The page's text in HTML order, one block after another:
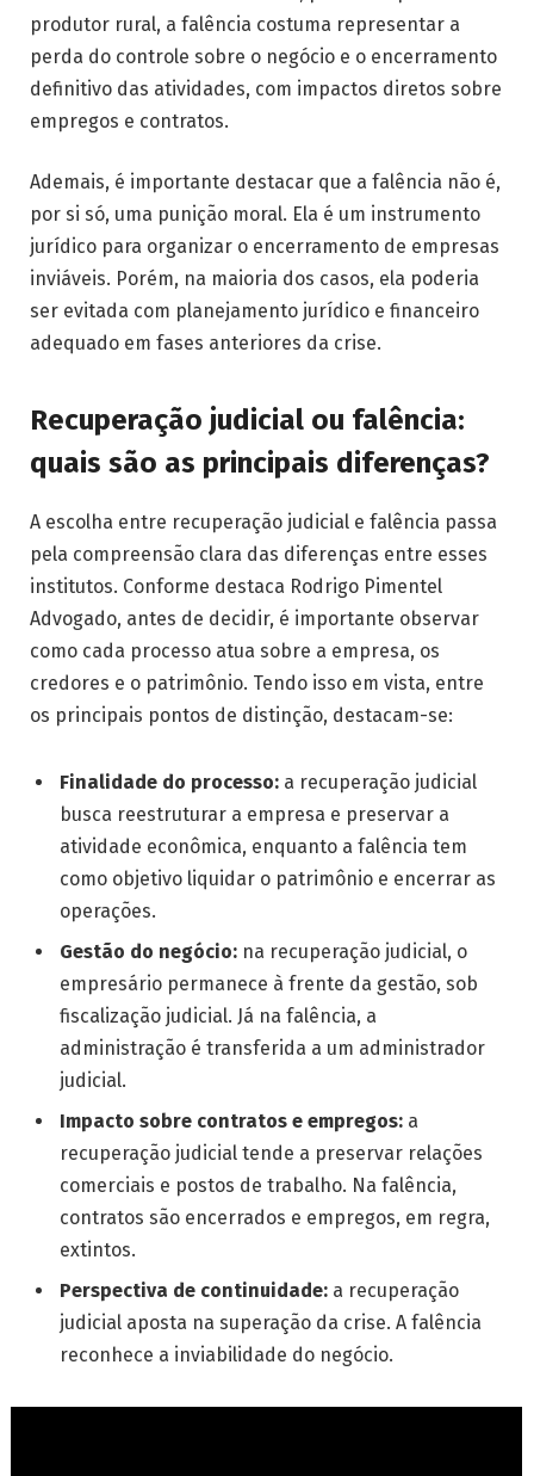
produtor rural, a falência costuma representar a
perda do controle sobre o negócio e o encerramento
definitivo das atividades, com impactos diretos sobre
empregos e contratos.
Ademais, é importante destacar que a falência não é,
por si só, uma punição moral. Ela é um instrumento
jurídico para organizar o encerramento de empresas
inviáveis. Porém, na maioria dos casos, ela poderia
ser evitada com planejamento jurídico e financeiro
adequado em fases anteriores da crise.
Recuperação judicial ou falência:
quais são as principais diferenças?
A escolha entre recuperação judicial e falência passa
pela compreensão clara das diferenças entre esses
institutos. Conforme destaca Rodrigo Pimentel
Advogado, antes de decidir, é importante observar
como cada processo atua sobre a empresa, os
credores e o patrimônio. Tendo isso em vista, entre
os principais pontos de distinção, destacam-se:
Finalidade do processo: a recuperação judicial
busca reestruturar a empresa e preservar a
atividade econômica, enquanto a falência tem
como objetivo liquidar o patrimônio e encerrar as
operações.
Gestão do negócio: na recuperação judicial, o
empresário permanece à frente da gestão, sob
fiscalização judicial. Já na falência, a
administração é transferida a um administrador
judicial.
Impacto sobre contratos e empregos: a
recuperação judicial tende a preservar relações
comerciais e postos de trabalho. Na falência,
contratos são encerrados e empregos, em regra,
extintos.
Perspectiva de continuidade: a recuperação
judicial aposta na superação da crise. A falência
reconhece a inviabilidade do negócio.